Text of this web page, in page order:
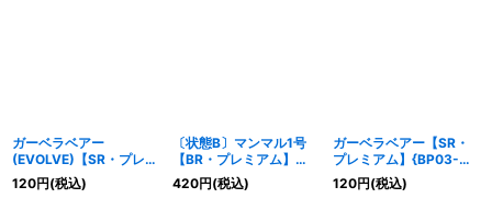
ガーベラベアー
(EVOLVE)【SR・プレミ
アム】{BP03-P03}《エ
ルフ》
120円(税込)
〔状態B〕マンマル1号
【BR・プレミアム】
{BP12-P15}《ナイトメ
ア》
420円(税込)
ガーベラベアー【SR・
プレミアム】{BP03-
P02}《エルフ》
120円(税込)